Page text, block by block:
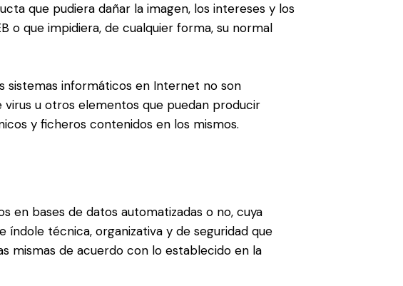
que pudiera dañar la imagen, los intereses y los
o que impidiera, de cualquier forma, su normal
sistemas informáticos en Internet no son
u otros elementos que puedan producir
y ficheros contenidos en los mismos.
en bases de datos automatizadas o no, cuya
índole técnica, organizativa y de seguridad que
mismas de acuerdo con lo establecido en la